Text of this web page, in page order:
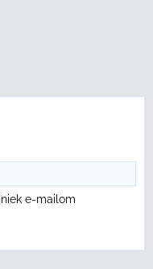
e-mailom